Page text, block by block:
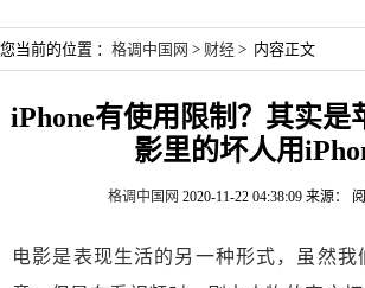
您当前的位置 ： 格调中国网 > 财经 > 内容正文
iPhone有使用限制？其实是
影里的坏人用
格调中国网 2020-11-22 04:38:09 来源：
电影是表现生活的另一种形式，虽然我